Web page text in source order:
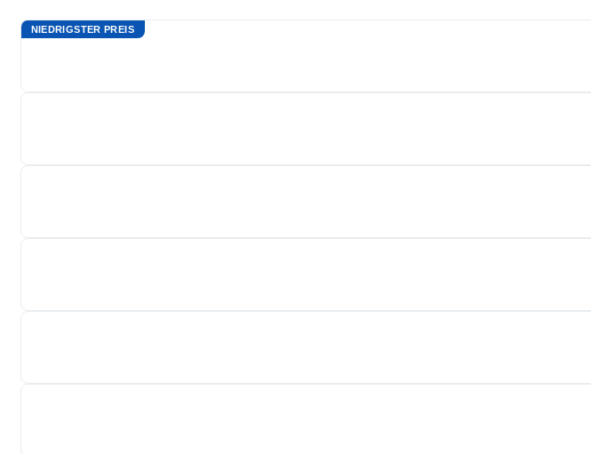
NIEDRIGSTER PREIS